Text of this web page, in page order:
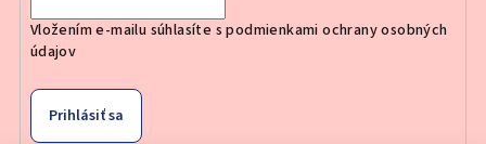
Vložením e-mailu súhlasíte spodmienkami ochrany osobných
údajov
Prihlásiť sa